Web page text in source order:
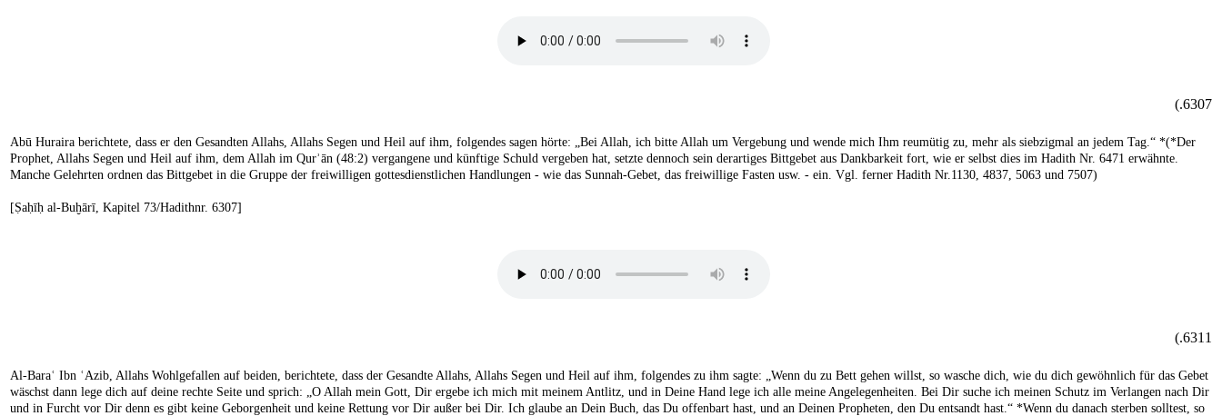
6307.)
Abū Huraira berichtete, dass er den Gesandten Allahs, Allahs Segen und Heil auf ihm, folgendes sagen hörte: „Bei Allah, ich bitte Allah um Vergebung und wende mich Ihm reumütig zu, mehr als siebzigmal an jedem Tag.“ *(*Der
Prophet, Allahs Segen und Heil auf ihm, dem Allah im Qurʾān (48:2) vergangene und künftige Schuld vergeben hat, setzte dennoch sein derartiges Bittgebet aus Dankbarkeit fort, wie er selbst dies im Hadith Nr. 6471 erwähnte.
Manche Gelehrten ordnen das Bittgebet in die Gruppe der freiwilligen gottesdienstlichen Handlungen - wie das Sunnah-Gebet, das freiwillige Fasten usw. - ein. Vgl. ferner Hadith Nr.1130, 4837, 5063 und 7507)
[Ṣaḥīḥ al-Buḫārī, Kapitel 73/Hadithnr. 6307]
6311.)
Al-Baraʿ Ibn ʿAzib, Allahs Wohlgefallen auf beiden, berichtete, dass der Gesandte Allahs, Allahs Segen und Heil auf ihm, folgendes zu ihm sagte: „Wenn du zu Bett gehen willst, so wasche dich, wie du dich gewöhnlich für das Gebet
wäschst dann lege dich auf deine rechte Seite und sprich: „O Allah mein Gott, Dir ergebe ich mich mit meinem Antlitz, und in Deine Hand lege ich alle meine Angelegenheiten. Bei Dir suche ich meinen Schutz im Verlangen nach Dir
und in Furcht vor Dir denn es gibt keine Geborgenheit und keine Rettung vor Dir außer bei Dir. Ich glaube an Dein Buch, das Du offenbart hast, und an Deinen Propheten, den Du entsandt hast.“ *Wenn du danach sterben solltest, so